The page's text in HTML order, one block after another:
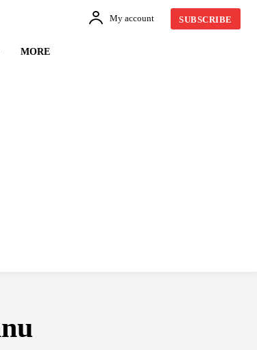
My account SUBSCRIBE
MORE